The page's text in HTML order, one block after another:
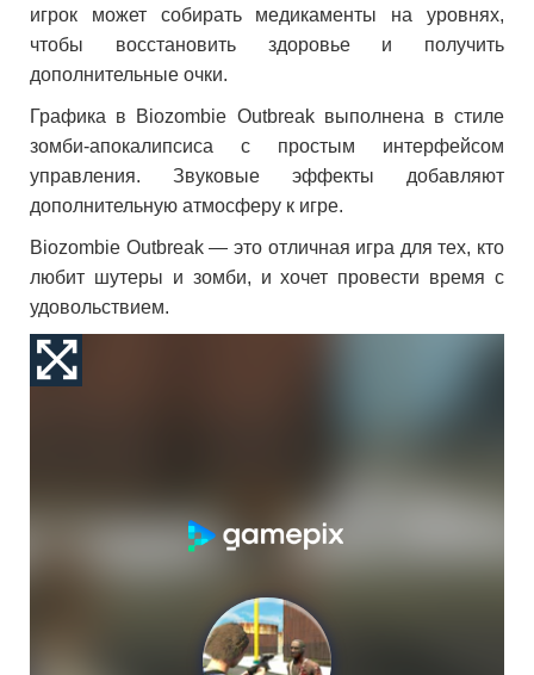
игрок может собирать медикаменты на уровнях,
чтобы восстановить здоровье и получить
дополнительные очки.
Графика в Biozombie Outbreak выполнена в стиле
зомби-апокалипсиса с простым интерфейсом
управления. Звуковые эффекты добавляют
дополнительную атмосферу к игре.
Biozombie Outbreak — это отличная игра для тех, кто
любит шутеры и зомби, и хочет провести время с
удовольствием.